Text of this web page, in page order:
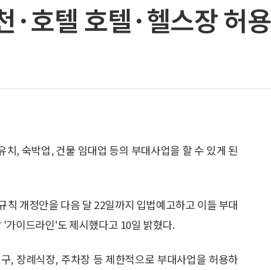
·호텔 호텔·헬스장 허용
, 숙박업, 건물 임대업 등의 부대사업을 할 수 있게 된
개정안을 다음 달 22일까지 입법예고하고 이들 부대
이드라인'도 제시했다고 10일 밝혔다.
, 장례식장, 주차장 등 제한적으로 부대사업을 허용하